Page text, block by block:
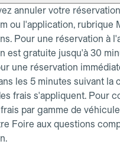
annuler votre
ou l'application, rubrique
Pour une réservation à
est gratuite jusqu'à 30
une réservation
les 5 minutes suivant la
frais s'appliquent. Pour
par gamme de
Foire aux questions